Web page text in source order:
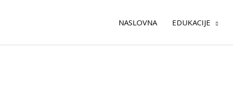
NASLOVNA EDUKACIJE